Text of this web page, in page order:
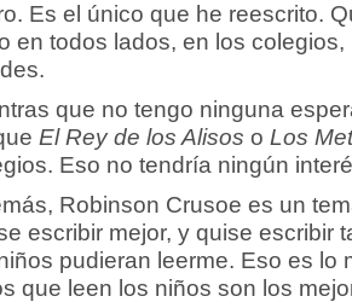
Es el único que he reescrito.
en todos lados, en los
que no tengo ninguna
El Rey de los Alisos o Los
Eso no tendría ningún
Robinson Crusoe es un
escribir mejor, y quise escribir
pudieran leerme. Eso es lo
que leen los niños son los